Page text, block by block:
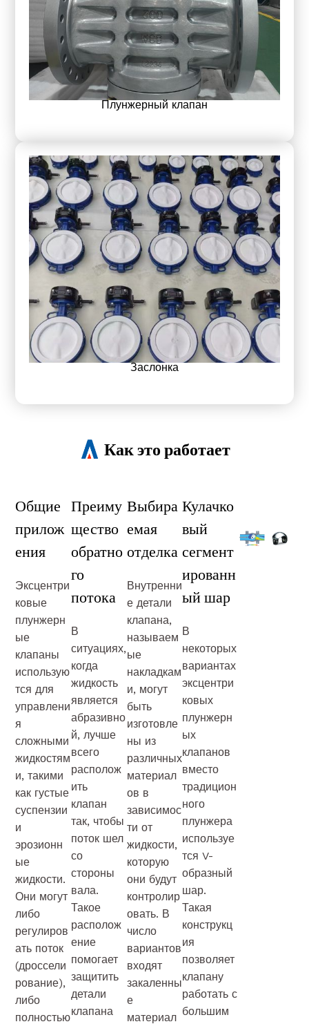
Плунжерный клапан
Заслонка
Как это работает
Общие
прилож
ения
Эксцентри
ковые
плунжерн
ые
клапаны
использую
тся для
управлени
я
сложными
жидкостям
и, такими
как густые
суспензии
и
эрозионн
ые
жидкости.
Они могут
либо
регулиров
ать поток
(дроссели
рование),
либо
полностью
Преиму
щество
обратно
го
потока
В
ситуациях,
когда
жидкость
является
абразивно
й, лучше
всего
располож
ить
клапан
так, чтобы
поток шел
со
стороны
вала.
Такое
располож
ение
помогает
защитить
детали
клапана
Выбира
емая
отделка
Внутренни
е детали
клапана,
называем
ые
накладкам
и, могут
быть
изготовле
ны из
различных
материал
ов в
зависимос
ти от
жидкости,
которую
они будут
контролир
овать. В
число
вариантов
входят
закаленны
е
материал
Кулачко
вый
сегмент
ированн
ый шар
В
некоторых
вариантах
эксцентри
ковых
плунжерн
ых
клапанов
вместо
традицион
ного
плунжера
используе
тся V-
образный
шар.
Такая
конструкц
ия
позволяет
клапану
работать с
большим